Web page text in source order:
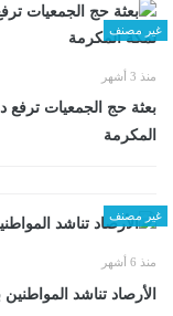
غير مصنف
منذ 3 أشهر
بعثة حج الجمعيات
المكرمة
غير مصنف
منذ 6 أشهر
الأرصاد تناشد المواطنين